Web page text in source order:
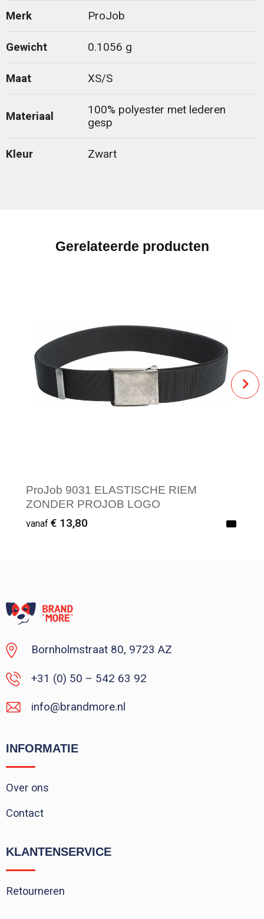
Merk ProJob
Gewicht 0.1056 g
Maat XS/S
Materiaal
100% polyester met lederen
gesp
Kleur Zwart
Gerelateerde producten
ProJob 9031 ELASTISCHE RIEM
ZONDER PROJOB LOGO
vanaf € 13,80
Bornholmstraat 80, 9723 AZ
+31 (0) 50 – 542 63 92
info@brandmore.nl
INFORMATIE
Over ons
Contact
KLANTENSERVICE
Retourneren